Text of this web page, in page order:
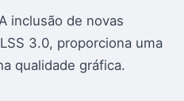
inclusão de novas
3.0, proporciona uma
qualidade gráfica.